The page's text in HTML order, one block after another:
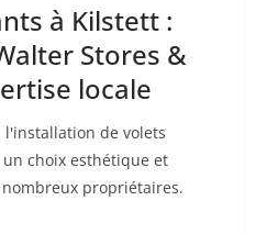
à Kilstett :
Stores &
locale
l'installation de volets
choix esthétique et
propriétaires.